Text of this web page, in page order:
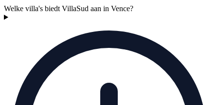
Welke villa's biedt VillaSud aan in Vence?